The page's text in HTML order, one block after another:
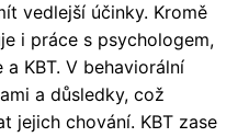
vedlejší účinky. Kromě
i práce s psychologem,
KBT. V behaviorální
a důsledky, což
jejich chování. KBT zase